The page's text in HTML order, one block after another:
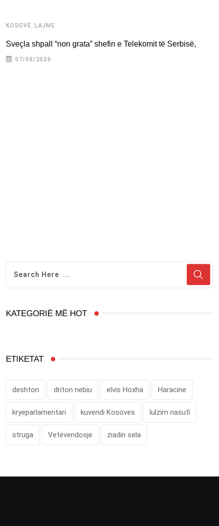
KOSOVË, LAJME
Sveçla shpall “non grata” shefin e Telekomit të Serbisë,
07/08/2026
KATEGORIË MË HOT
ETIKETAT
deshton driton nebiu elvis Hoxha Haracine
kryeparlamentari kuvendi Kosoves lulzim nasufi
struga Vetëvendosje ziadin sela